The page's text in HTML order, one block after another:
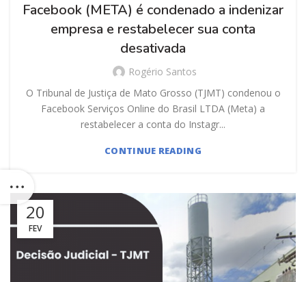
Facebook (META) é condenado a indenizar
empresa e restabelecer sua conta
desativada
Rogério Santos
O Tribunal de Justiça de Mato Grosso (TJMT) condenou o
Facebook Serviços Online do Brasil LTDA (Meta) a
restabelecer a conta do Instagr...
CONTINUE READING
20
FEV